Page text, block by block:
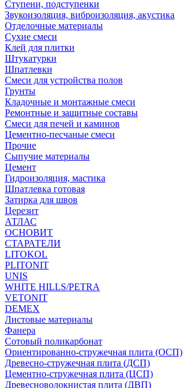
Ступени, подступенки
Звукоизоляция, виброизоляция, акустика
Отделочные материалы
Сухие смеси
Клей для плитки
Штукатурки
Шпатлевки
Смеси для устройства полов
Грунты
Кладочные и монтажные смеси
Ремонтные и защитные составы
Смеси для печей и каминов
Цементно-песчаные смеси
Прочие
Сыпучие материалы
Цемент
Гидроизоляция, мастика
Шпатлевка готовая
Затирка для швов
Церезит
АТЛАС
ОСНОВИТ
СТАРАТЕЛИ
LITOKOL
PLITONIT
UNIS
WHITE HILLS/PETRA
VETONIT
DEMEX
Листовые материалы
Фанера
Сотовый поликарбонат
Ориентированно-стружечная плита (ОСП)
Древесно-стружечная плита (ДСП)
Цементно-стружечная плита (ЦСП)
Древесноволокнистая плита (ДВП)